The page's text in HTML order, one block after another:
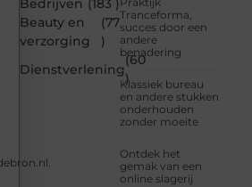
Bedrijven (183 )
Beauty en
verzorging
(77
)
Dienstverlening
(60
)
Tranceforma,
succes door een
andere
benadering
Klassiek bureau
en andere stukken
onderhouden
zonder moeite
Ontdek het
gemak van een
online slagerij